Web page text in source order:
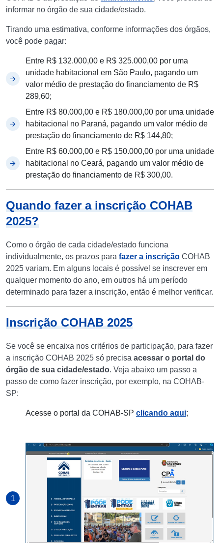
informar no órgão de sua cidade/estado.
Tirando uma estimativa, conforme informações dos órgãos,
você pode pagar:
Entre R$ 132.000,00 e R$ 325.000,00 por uma
unidade habitacional em São Paulo, pagando um
valor médio de prestação do financiamento de R$
289,60;
Entre R$ 80.000,00 e R$ 180.000,00 por uma unidade
habitacional no Paraná, pagando um valor médio de
prestação do financiamento de R$ 144,80;
Entre R$ 60.000,00 e R$ 150.000,00 por uma unidade
habitacional no Ceará, pagando um valor médio de
prestação do financiamento de R$ 300,00.
Quando fazer a inscrição COHAB
2025?
Como o órgão de cada cidade/estado funciona
individualmente, os prazos para fazer a inscrição COHAB
2025 variam. Em alguns locais é possível se inscrever em
qualquer momento do ano, em outros há um período
determinado para fazer a inscrição, então é melhor verificar.
Inscrição COHAB 2025
Se você se encaixa nos critérios de participação, para fazer
a inscrição COHAB 2025 só precisa acessar o portal do
órgão de sua cidade/estado. Veja abaixo um passo a
passo de como fazer inscrição, por exemplo, na COHAB-
SP:
Acesse o portal da COHAB-SP clicando aqui;